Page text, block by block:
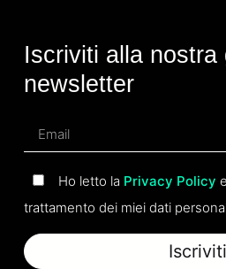
Iscriviti alla nostra
newsletter
Ho letto la Privacy Policy
trattamento dei miei dati
Iscriviti